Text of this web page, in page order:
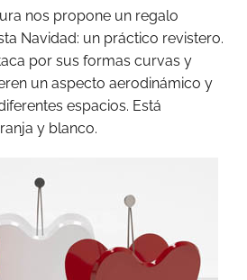
nos propone un regalo
Navidad: un práctico revistero.
por sus formas curvas y
un aspecto aerodinámico y
espacios. Está
y blanco.